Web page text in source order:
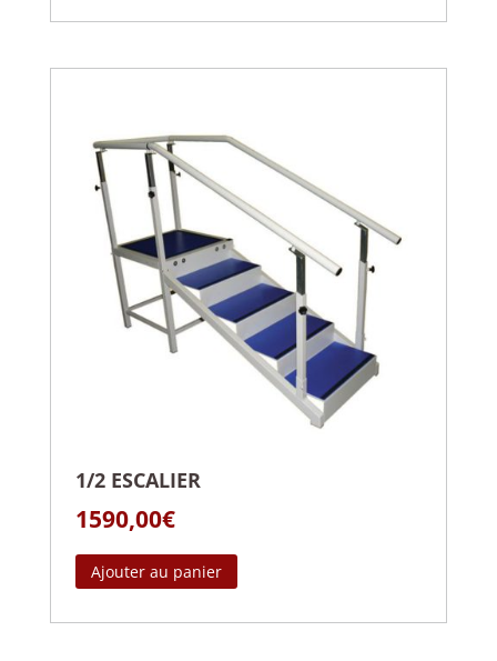
1/2 ESCALIER
1590,00€
Ajouter au panier